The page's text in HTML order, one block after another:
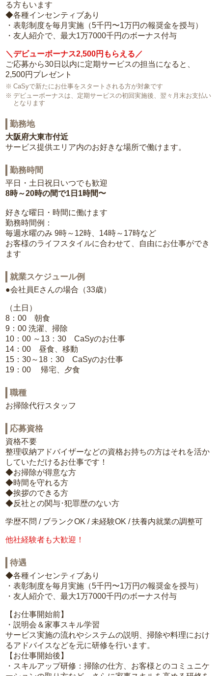
る方もいます
◆各種インセンティブあり
・表彰制度を毎月実施（5千円〜1万円の報奨金を授与）
・友人紹介で、最大1万7000千円のボーナス付与
＼デビューボーナス2,500円もらえる／
ご応募から30日以内に定期サービスの担当になると、
2,500円プレゼント
CaSyで新たにお仕事をスタートされる方が対象です
デビューボーナスは、定期サービスの初回実施後、翌々月末お支払い
となります
勤務地
大阪府大東市付近
サービス提供エリア内のお好きな場所で働けます。
勤務時間
平日・土日祝日いつでも歓迎
8時～20時の間で1日1時間〜
好きな曜日・時間に働けます
勤務時間例：
毎週水曜のみ 9時～12時、14時～17時など
お客様のライフスタイルに合わせて、自由にお仕事ができ
ます
就業スケジュール例
●会社員Eさんの場合（33歳）
（土日）
8：00 朝食
9：00 洗濯、掃除
10：00 ～13：30 CaSyのお仕事
14：00 昼食、移動
15：30～18：30 CaSyのお仕事
19：00 帰宅、夕食
職種
お掃除代行スタッフ
応募資格
資格不要
整理収納アドバイザーなどの資格お持ちの方はそれを活か
していただけるお仕事です！
◆お掃除が得意な方
◆時間を守れる方
◆挨拶のできる方
◆反社との関与･犯罪歴のない方
学歴不問 / ブランクOK / 未経験OK / 扶養内就業の調整可
他社経験者も大歓迎！
待遇
◆各種インセンティブあり
・表彰制度を毎月実施（5千円〜1万円の報奨金を授与）
・友人紹介で、最大1万7000千円のボーナス付与
【お仕事開始前】
・説明会＆家事スキル学習
サービス実施の流れやシステムの説明、掃除や料理におけ
るアドバイスなどを元に研修を行います。
【お仕事開始後】
・スキルアップ研修：掃除の仕方、お客様とのコミュニケ